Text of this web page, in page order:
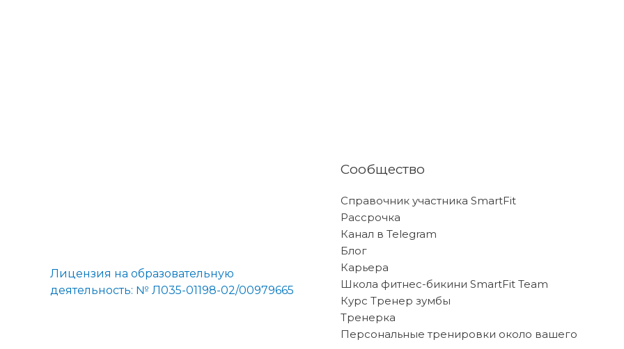
Лицензия на образовательную
деятельность: № Л035-01198-02/00979665
Сообщество
Справочник участника SmartFit
Рассрочка
Канал в Telegram
Блог
Карьера
Школа фитнес-бикини SmartFit Team
Курс Тренер зумбы
Тренерка
Персональные тренировки около вашего